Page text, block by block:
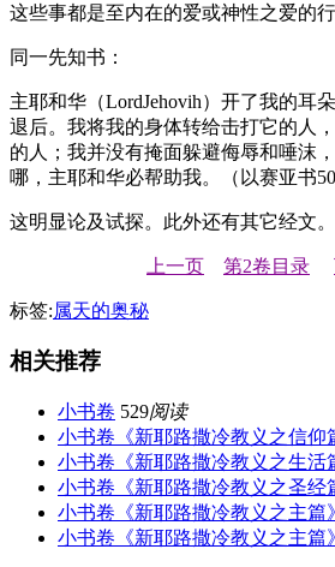
这些事都是至内在的爱或神性之爱的行
同一先知书：
主耶和华（LordJehovih）开了我的耳
退后。我将我的身体转给击打它的人
的人；我并没有掩面躲避侮辱和唾沫
哪，主耶和华必帮助我。（以赛亚书
这明显论及试探。此外还有其它经文。
上一页 第2卷目录
标签:属天的奥秘
相关推荐
小书卷 529阅读
小书卷《新耶路撒冷教义之信仰
小书卷《新耶路撒冷教义之生活
小书卷《新耶路撒冷教义之圣经
小书卷《新耶路撒冷教义之主篇
小书卷《新耶路撒冷教义之主篇